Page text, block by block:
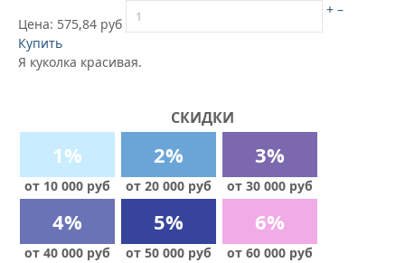
Цена: 575,84 руб
+ –
Купить
Я куколка красивая.
СКИДКИ
1%
от 10 000 руб
2%
от 20 000 руб
3%
от 30 000 руб
4%
от 40 000 руб
5%
от 50 000 руб
6%
от 60 000 руб